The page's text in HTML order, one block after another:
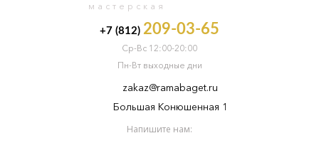
мастерская
+7 (812) 209-03-65
Ср-Вс 12:00-20:00
Пн-Вт выходные дни
zakaz@ramabaget.ru
Большая Конюшенная 1
Напишите нам: